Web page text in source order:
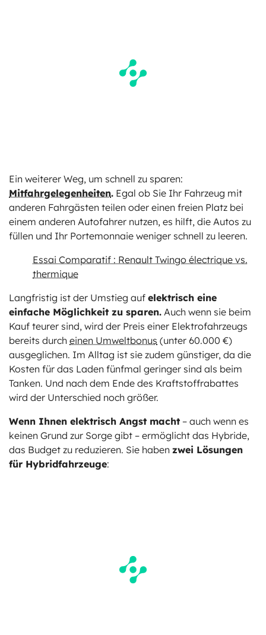
Ein weiterer Weg, um schnell zu sparen:
Mitfahrgelegenheiten. Egal ob Sie Ihr Fahrzeug mit
anderen Fahrgästen teilen oder einen freien Platz bei
einem anderen Autofahrer nutzen, es hilft, die Autos zu
füllen und Ihr Portemonnaie weniger schnell zu leeren.
Essai Comparatif : Renault Twingo électrique vs.
thermique
Langfristig ist der Umstieg auf elektrisch eine
einfache Möglichkeit zu sparen. Auch wenn sie beim
Kauf teurer sind, wird der Preis einer Elektrofahrzeugs
bereits durch einen Umweltbonus (unter 60.000 €)
ausgeglichen. Im Alltag ist sie zudem günstiger, da die
Kosten für das Laden fünfmal geringer sind als beim
Tanken. Und nach dem Ende des Kraftstoffrabattes
wird der Unterschied noch größer.
Wenn Ihnen elektrisch Angst macht – auch wenn es
keinen Grund zur Sorge gibt – ermöglicht das Hybride,
das Budget zu reduzieren. Sie haben zwei Lösungen
für Hybridfahrzeuge: